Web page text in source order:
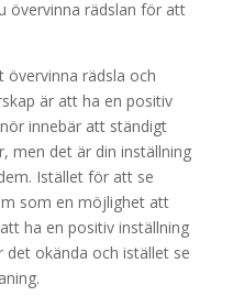
övervinna rädslan för att
övervinna rädsla och
är att ha en positiv
innebär att ständigt
men det är din inställning
Istället för att se
som en möjlighet att
ha en positiv inställning
det okända och istället se